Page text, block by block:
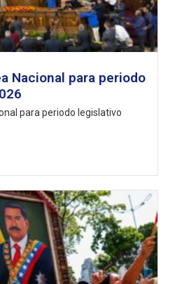
Nacional para periodo
para periodo legislativo